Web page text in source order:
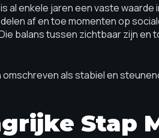
al enkele jaren een vaste
af en toe momenten op
balans tussen zichtbaar zijn en
als stabiel en
Stap